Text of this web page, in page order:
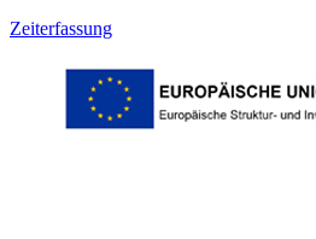
Zeiterfassung